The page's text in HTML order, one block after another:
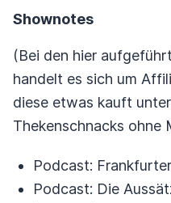
Shownotes
(Bei den hier
handelt es sich um
diese etwas kauft
Thekenschnacks ohne
Podcast:
Podcast: Die